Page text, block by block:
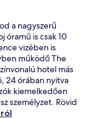
a nagyszerű
óramű is csak 10
vizében is
működő The
hotel más
24 órában nyitva
kiemelkedően
személyzet. Rövid
Nádraží